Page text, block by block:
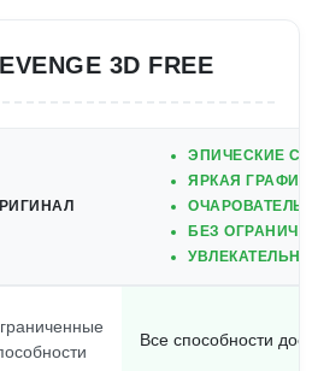
3D FREE
ЭПИЧЕСКИЕ
ЯРКАЯ
БЕЗ
Все способности